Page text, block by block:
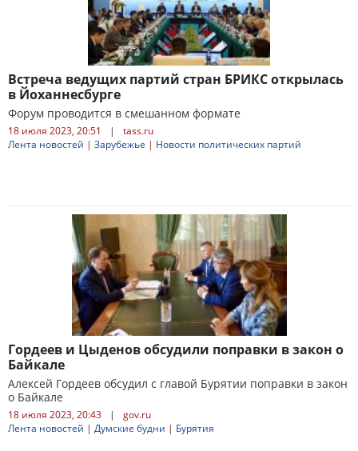
Встреча ведущих партий стран БРИКС открылась
в Йоханнесбурге
Форум проводится в смешанном формате
18 июля 2023, 20:51 |
tass.ru
Лента новостей | Зарубежье | Новости политических партий
Гордеев и Цыденов обсудили поправки в закон о
Байкале
Алексей Гордеев обсудил с главой Бурятии поправки в закон
о Байкале
18 июля 2023, 20:43 |
gov.ru
Лента новостей | Думские будни | Бурятия